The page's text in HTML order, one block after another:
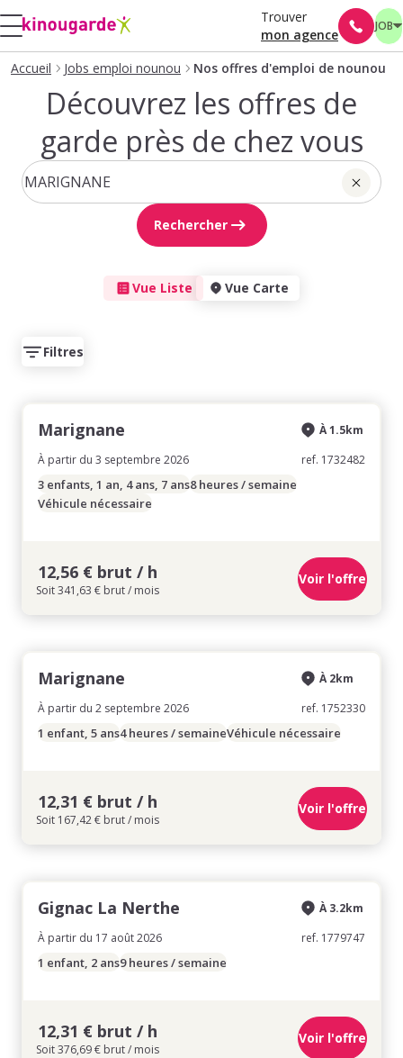
Trouver
mon agence
JOB
Accueil Jobs emploi nounou Nos offres d'emploi de nounou
Découvrez les offres de
garde près de chez vous
Rechercher
Vue Liste Vue Carte
Filtres
Marignane
À partir du 3 septembre 2026
À 1.5km
ref. 1732482
3 enfants, 1 an, 4 ans, 7 ans8 heures / semaine
Véhicule nécessaire
12,56 € brut / h
Soit 341,63 € brut / mois
Voir l'offre
Marignane
À partir du 2 septembre 2026
À 2km
ref. 1752330
1 enfant, 5 ans4 heures / semaineVéhicule nécessaire
12,31 € brut / h
Soit 167,42 € brut / mois
Voir l'offre
Gignac La Nerthe
À partir du 17 août 2026
À 3.2km
ref. 1779747
1 enfant, 2 ans9 heures / semaine
12,31 € brut / h
Soit 376,69 € brut / mois
Voir l'offre